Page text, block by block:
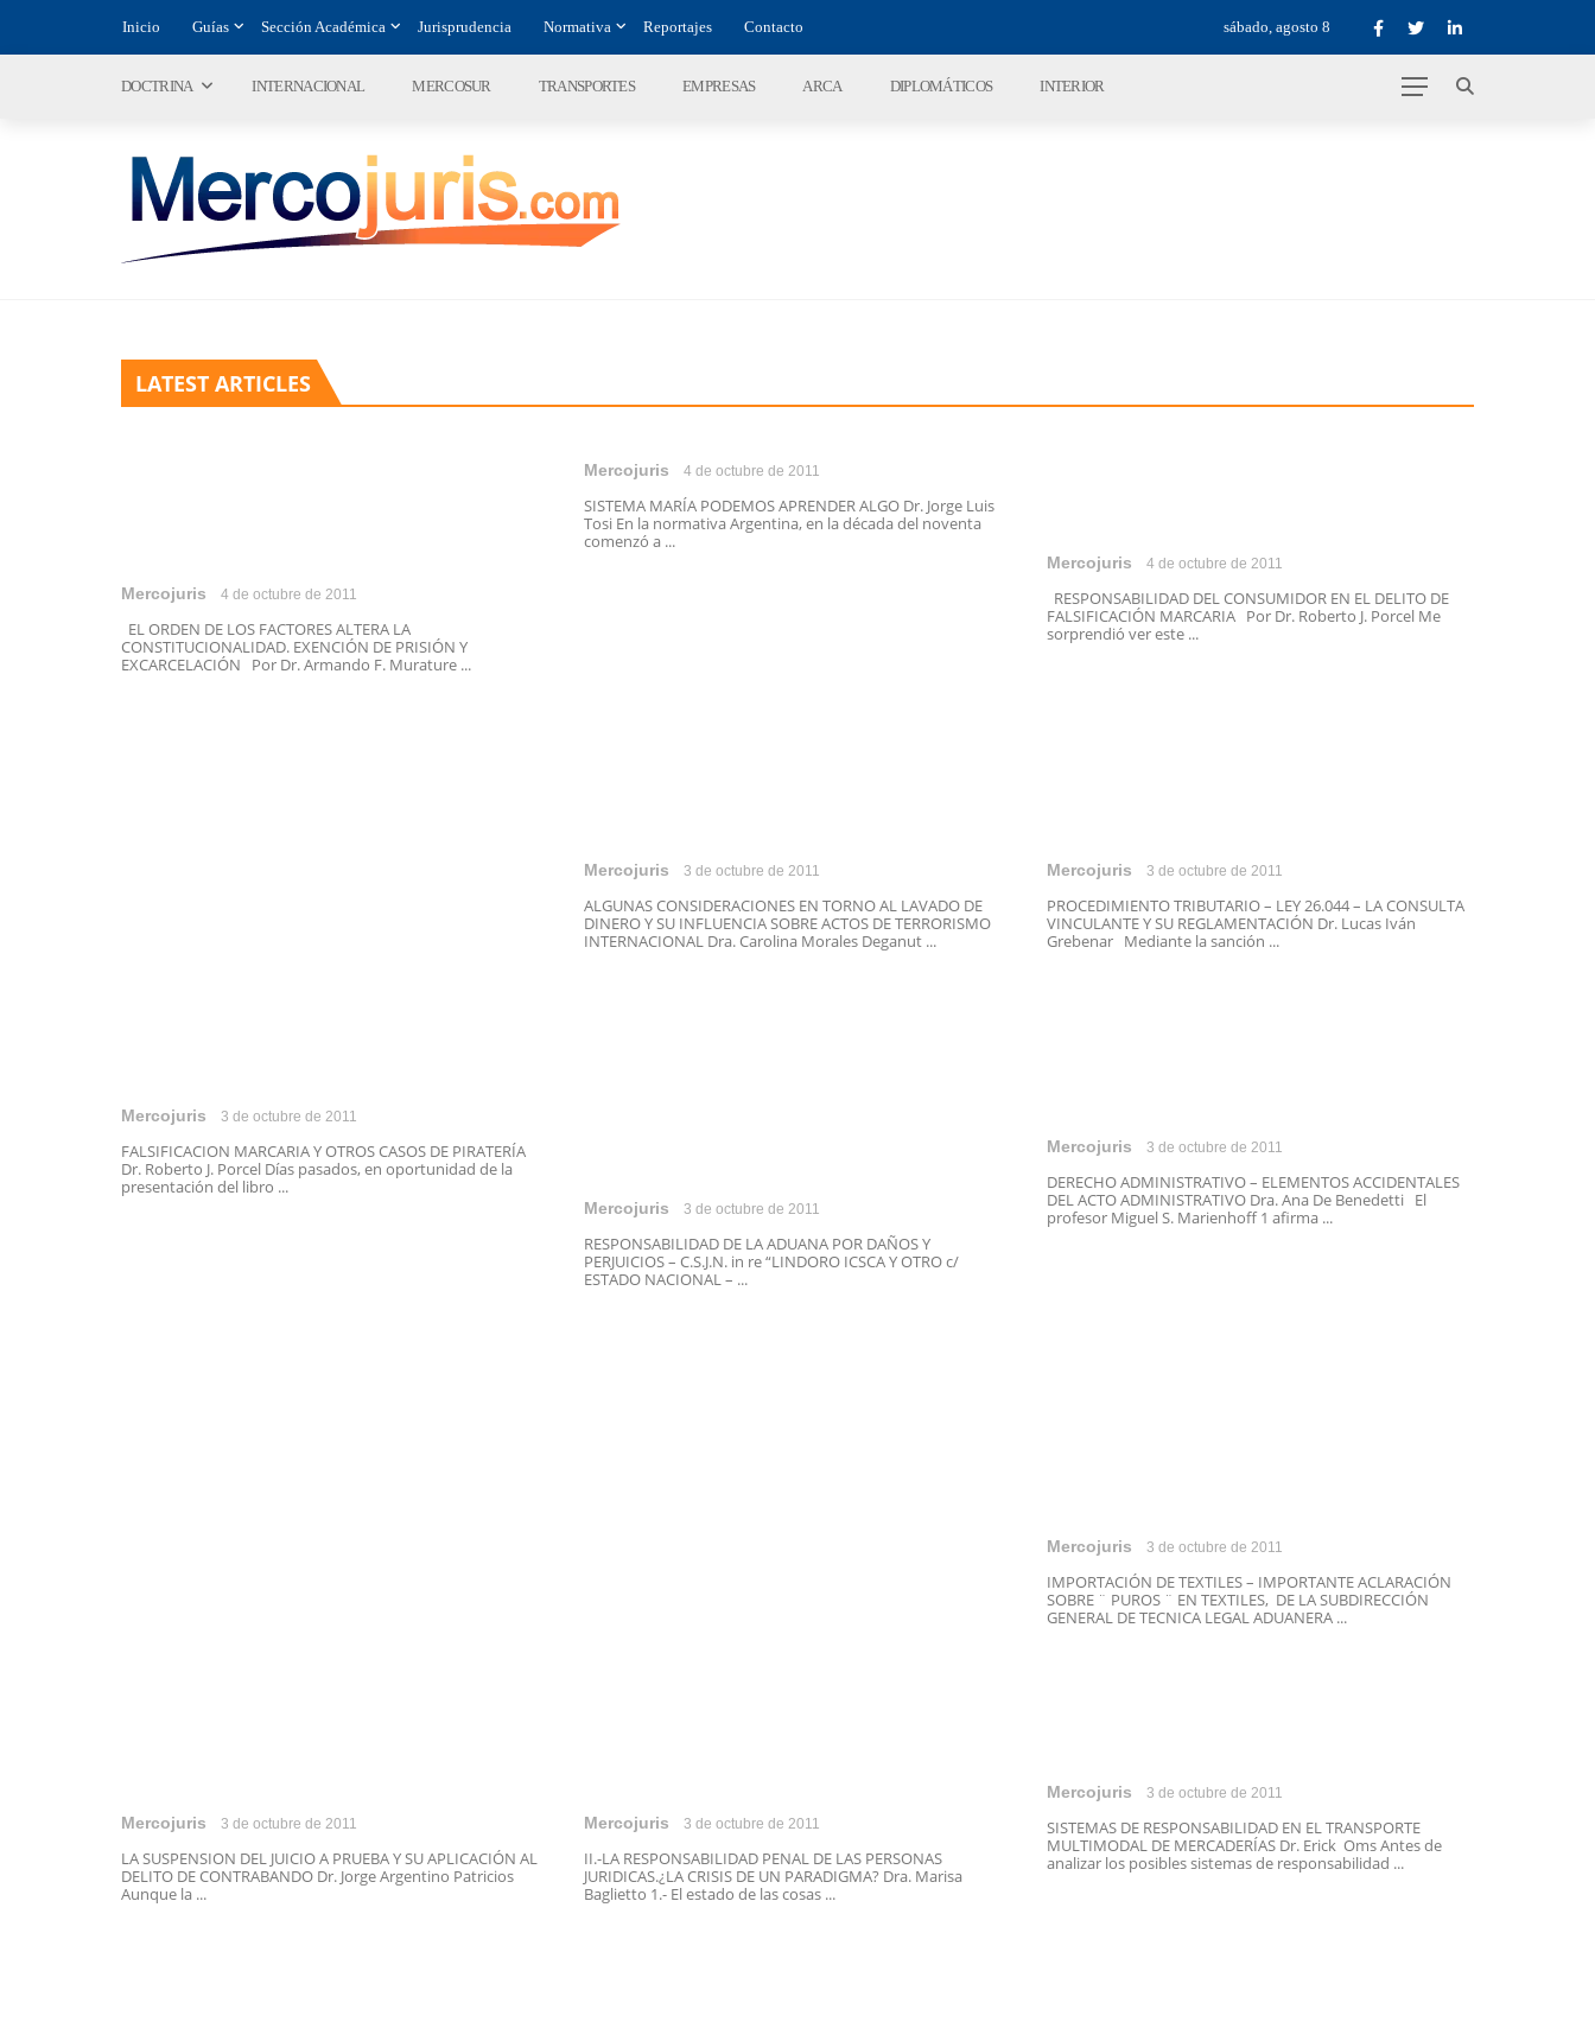
Inicio Guías Sección Académica Jurisprudencia Normativa Reportajes Contacto sábado, agosto 8
DOCTRINA INTERNACIONAL MERCOSUR TRANSPORTES EMPRESAS ARCA DIPLOMÁTICOS INTERIOR
LATEST ARTICLES
Mercojuris 4 de octubre de 2011
EL ORDEN DE LOS FACTORES ALTERA LA
CONSTITUCIONALIDAD. EXENCIÓN DE PRISIÓN Y
EXCARCELACIÓN Por Dr. Armando F. Murature ...
Mercojuris 4 de octubre de 2011
SISTEMA MARÍA PODEMOS APRENDER ALGO Dr. Jorge Luis
Tosi En la normativa Argentina, en la década del noventa
comenzó a ...
Mercojuris 4 de octubre de 2011
RESPONSABILIDAD DEL CONSUMIDOR EN EL DELITO DE
FALSIFICACIÓN MARCARIA Por Dr. Roberto J. Porcel Me
sorprendió ver este ...
Mercojuris 3 de octubre de 2011
ALGUNAS CONSIDERACIONES EN TORNO AL LAVADO DE
DINERO Y SU INFLUENCIA SOBRE ACTOS DE TERRORISMO
INTERNACIONAL Dra. Carolina Morales Deganut ...
Mercojuris 3 de octubre de 2011
PROCEDIMIENTO TRIBUTARIO – LEY 26.044 – LA CONSULTA
VINCULANTE Y SU REGLAMENTACIÓN Dr. Lucas Iván
Grebenar Mediante la sanción ...
Mercojuris 3 de octubre de 2011
FALSIFICACION MARCARIA Y OTROS CASOS DE PIRATERÍA
Dr. Roberto J. Porcel Días pasados, en oportunidad de la
presentación del libro ...
Mercojuris 3 de octubre de 2011
RESPONSABILIDAD DE LA ADUANA POR DAÑOS Y
PERJUICIOS – C.S.J.N. in re “LINDORO ICSCA Y OTRO c/
ESTADO NACIONAL – ...
Mercojuris 3 de octubre de 2011
DERECHO ADMINISTRATIVO – ELEMENTOS ACCIDENTALES
DEL ACTO ADMINISTRATIVO Dra. Ana De Benedetti El
profesor Miguel S. Marienhoff 1 afirma ...
Mercojuris 3 de octubre de 2011
IMPORTACIÓN DE TEXTILES – IMPORTANTE ACLARACIÓN
SOBRE ¨ PUROS ¨ EN TEXTILES, DE LA SUBDIRECCIÓN
GENERAL DE TECNICA LEGAL ADUANERA ...
Mercojuris 3 de octubre de 2011
LA SUSPENSION DEL JUICIO A PRUEBA Y SU APLICACIÓN AL
DELITO DE CONTRABANDO Dr. Jorge Argentino Patricios
Aunque la ...
Mercojuris 3 de octubre de 2011
II.-LA RESPONSABILIDAD PENAL DE LAS PERSONAS
JURIDICAS.¿LA CRISIS DE UN PARADIGMA? Dra. Marisa
Baglietto 1.- El estado de las cosas ...
Mercojuris 3 de octubre de 2011
SISTEMAS DE RESPONSABILIDAD EN EL TRANSPORTE
MULTIMODAL DE MERCADERÍAS Dr. Erick Oms Antes de
analizar los posibles sistemas de responsabilidad ...